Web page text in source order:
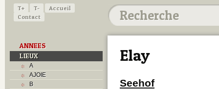
T+ T-
Accueil
Contact
ANNEES
LIEUX
A
AJOIE
B
Elay
Seehof